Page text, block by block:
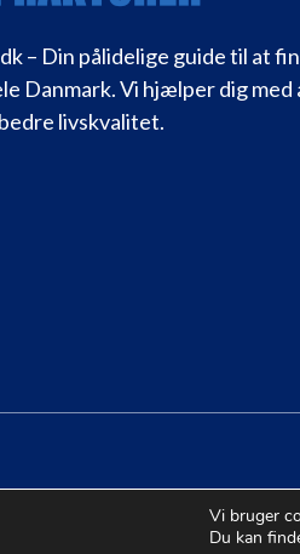
– Din pålidelige guide til at
Danmark. Vi hjælper dig
livskvalitet.
Vi bruger
Du kan